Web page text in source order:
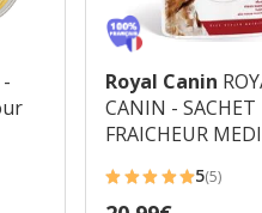
-
Royal Canin
CANIN - SACHET
FRAICHEUR
POUR CHIENS
5
5(5)